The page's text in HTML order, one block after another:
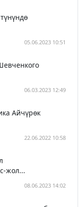
05.06.2023 10:51
06.03.2023 12:49
Айчүрөк
22.06.2022 10:58
жол...
08.06.2023 14:02